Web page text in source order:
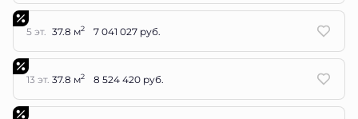
5 эт. 37.8 м2 7 041 027 руб.
13 эт. 37.8 м2 8 524 420 руб.